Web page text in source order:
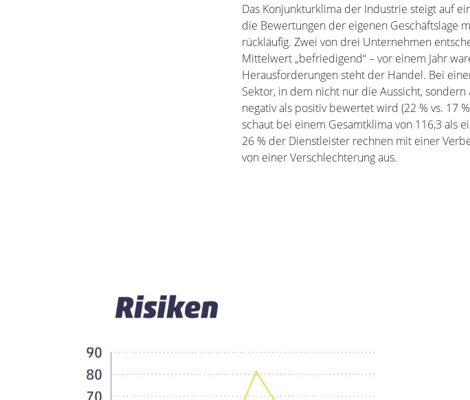
Das Konjunkturklima der Industrie steigt auf
die Bewertungen der eigenen Geschäftslage
rückläufig. Zwei von drei Unternehmen
Mittelwert „befriedigend“ – vor einem Jahr
Herausforderungen steht der Handel. Bei
Sektor, in dem nicht nur die Aussicht,
negativ als positiv bewertet wird (22 % vs. 17
schaut bei einem Gesamtklima von 116,3 als
26 % der Dienstleister rechnen mit einer
von einer Verschlechterung aus.